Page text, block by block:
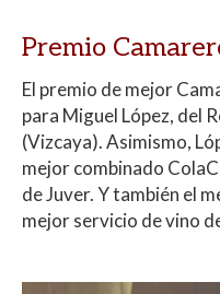
Premio
El premio de mejor
para Miguel López, del
(Vizcaya). Asimismo,
mejor combinado
de Juver. Y también el
mejor servicio de vino